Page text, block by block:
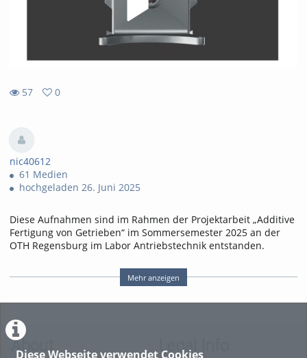
Diese Webseite verwendet Cookies
57
0
nic40612
61 Medien
hochgeladen 26. Juni 2025
Diese Aufnahmen sind im Rahmen der Projektarbeit „Additive
Fertigung von Getrieben“ im Sommersemester 2025 an der
OTH Regensburg im Labor Antriebstechnik entstanden.
Prof. Dr. Andreas Wagner
Corinna Niedermeier, M. Sc.
Projektleitung:
Mehr anzeigen
About Legal Info